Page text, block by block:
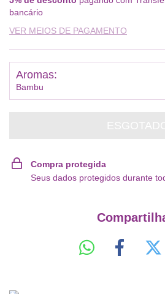
bancário
VER MEIOS DE PAGAMENTO
Aromas:
Bambu
Compra protegida
Seus dados protegidos durante